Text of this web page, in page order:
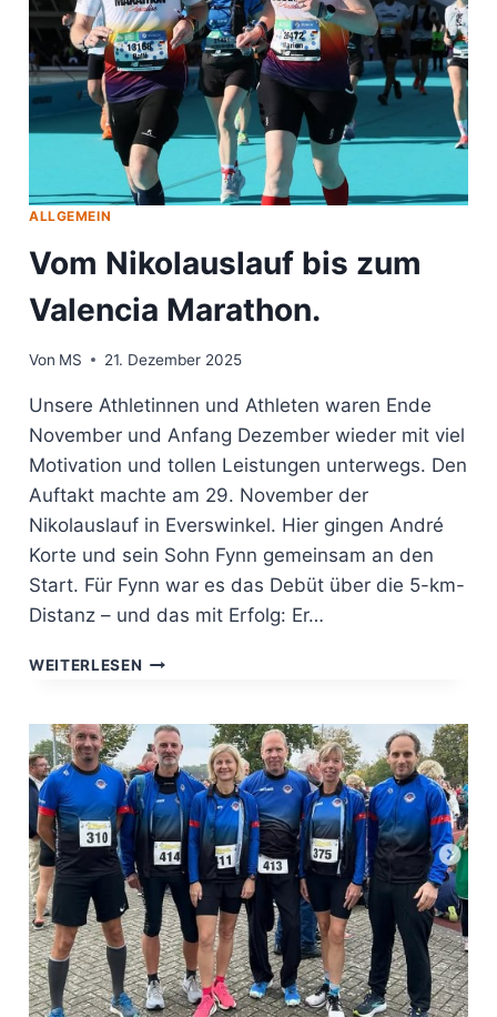
ALLGEMEIN
Vom Nikolauslauf bis zum
Valencia Marathon.
Von MS 21. Dezember 2025
Unsere Athletinnen und Athleten waren Ende
November und Anfang Dezember wieder mit viel
Motivation und tollen Leistungen unterwegs. Den
Auftakt machte am 29. November der
Nikolauslauf in Everswinkel. Hier gingen André
Korte und sein Sohn Fynn gemeinsam an den
Start. Für Fynn war es das Debüt über die 5-km-
Distanz – und das mit Erfolg: Er…
WEITERLESEN VOM
ZUM
VALENCIA
MARATHON.